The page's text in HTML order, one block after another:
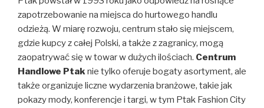
zapotrzebowanie na miejsca do hurtowego handlu
odzieżą. W miarę rozwoju, centrum stało się miejscem,
gdzie kupcy z całej Polski, a także z zagranicy, mogą
zaopatrywać się w towar w dużych ilościach. Centrum
Handlowe Ptaknie tylko oferuje bogaty asortyment, ale
także organizuje liczne wydarzenia branżowe, takie jak
pokazy mody, konferencje i targi, w tym Ptak Fashion City